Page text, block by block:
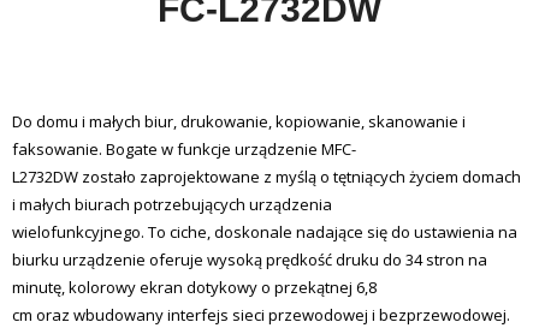
- - niszczarki dokumentów HSM – duże biuro –
securio seria B/P
- - niszczarki dokumentów HSM małe biuro – seria
Securio i shredstar
- - HSM produkcja
- wallner
- kobra
- - Niszczarki dokumentów KOBRA duże biuro
- - Niszczarki dokumentów KOBRA małe biuro
- urządzenia nowe
- - SHARP – drukarki kolorowe
- - SHARP – drukarki czarno-białe
- - Brother
serwis
systemy IT
najem urządzeń
FC-L2732DW
Do domu i małych biur, drukowanie, kopiowanie, skanowanie i
faksowanie. Bogate w funkcje urządzenie MFC-
L2732DW zostało zaprojektowane z myślą o tętniących życiem domach
i małych biurach potrzebujących urządzenia
wielofunkcyjnego. To ciche, doskonale nadające się do ustawienia na
biurku urządzenie oferuje wysoką prędkość druku do 34 stron na
minutę, kolorowy ekran dotykowy o przekątnej 6,8
cm oraz wbudowany interfejs sieci przewodowej i bezprzewodowej.